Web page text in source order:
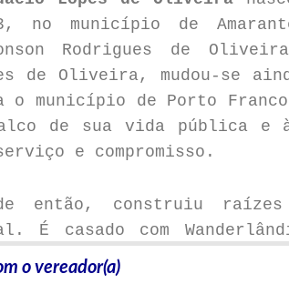
no município de
Rodrigues de
de Oliveira, mudou-se
o município de Porto
de sua vida pública e
e compromisso.
então, construiu
É casado com
de Marcos e Jéssica,
o vereador(a)